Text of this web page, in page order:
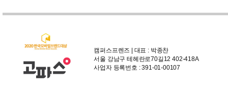
캠퍼스프렌즈 | 대표 : 박종찬
서울 강남구 테헤란로70길12 402-418A
사업자 등록번호 : 391-01-00107